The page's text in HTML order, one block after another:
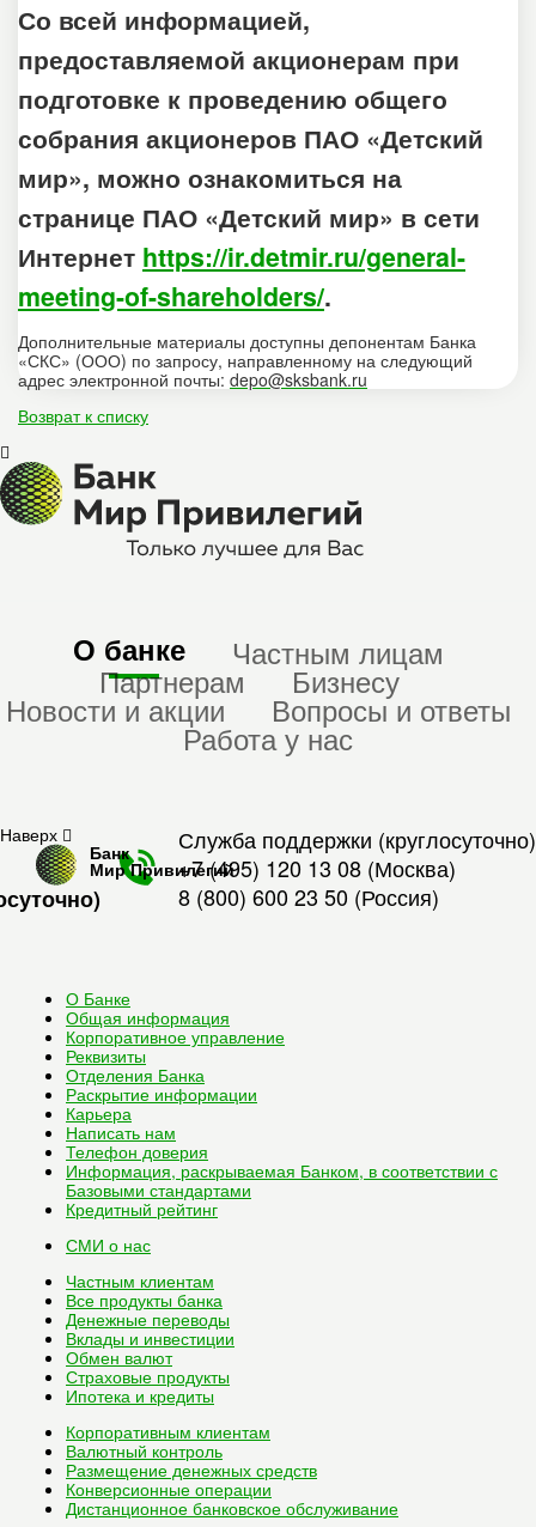
Со всей информацией,
предоставляемой акционерам при
подготовке к проведению общего
собрания акционеров ПАО «Детский
мир», можно ознакомиться на
странице ПАО «Детский мир» в сети
Интернет https://ir.detmir.ru/general-
meeting-of-shareholders/.
Дополнительные материалы доступны депонентам Банка
«СКС» (ООО) по запросу, направленному на следующий
адрес электронной почты: depo@sksbank.ru
Возврат к списку
О банке Частным лицам
Партнерам Бизнесу
Новости и акции Вопросы и ответы
Работа у нас
Служба поддержки (круглосуточно)
+7 (495) 120 13 08 (Москва)
8 (800) 600 23 50 (Россия)
Наверх
Банк
Мир Привилегий
О Банке
Общая информация
Корпоративное управление
Реквизиты
Отделения Банка
Раскрытие информации
Карьера
Написать нам
Телефон доверия
Информация, раскрываемая Банком, в соответствии с
Базовыми стандартами
Кредитный рейтинг
СМИ о нас
Частным клиентам
Все продукты банка
Денежные переводы
Вклады и инвестиции
Обмен валют
Страховые продукты
Ипотека и кредиты
Корпоративным клиентам
Валютный контроль
Размещение денежных средств
Конверсионные операции
Дистанционное банковское обслуживание